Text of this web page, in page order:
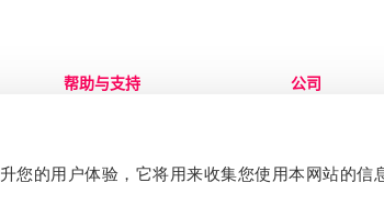
您的用户体验，它将用来收集您使用本网站的信
帮助与支持
公司
加入团队